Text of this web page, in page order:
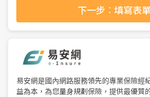
下一步：填寫表單
易安網是國內網路服務領先的專業保險經
益為本，為您量身規劃保險，提供最優質